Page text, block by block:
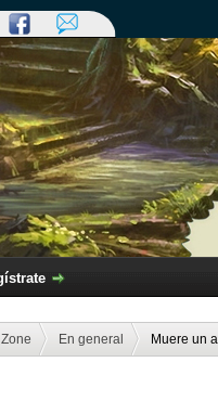
En general Muere un